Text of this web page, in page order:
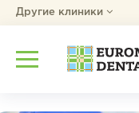
Другие клиники